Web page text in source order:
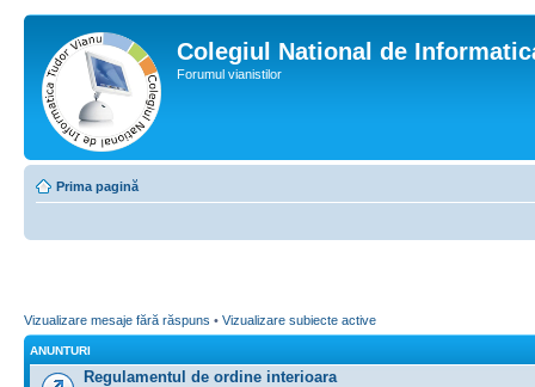
Colegiul National de
Forumul vianistilor
Prima pagină
Vizualizare mesaje fără răspuns • Vizualizare subiecte active
ANUNTURI
Regulamentul de ordine interioara